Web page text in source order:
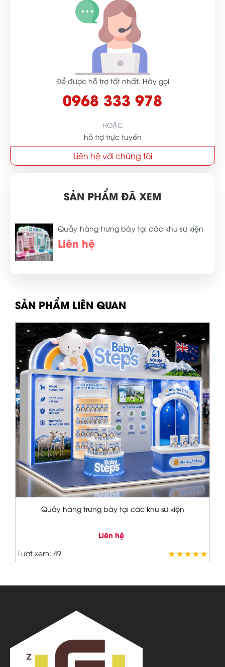
Để được hỗ trợ tốt nhất. Hãy gọi
0968 333 978
HOẶC
hỗ trợ trực tuyến
Liên hệ với chúng tôi
SẢN PHẨM ĐÃ XEM
Quầy hàng trưng bày tại các khu sự kiện
Liên hệ
SẢN PHẨM LIÊN QUAN
khu sự kiện bảng hiệu salon xe